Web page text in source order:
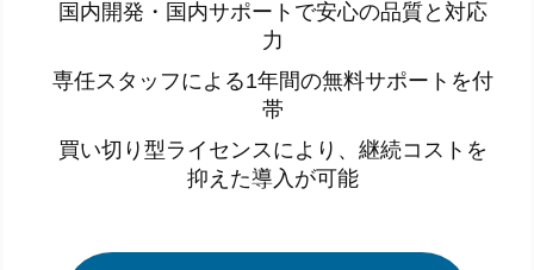
国内開発・国内サポートで安心の品質と対応
力
専任スタッフによる1年間の無料サポートを付
帯
買い切り型ライセンスにより、継続コストを
抑えた導入が可能